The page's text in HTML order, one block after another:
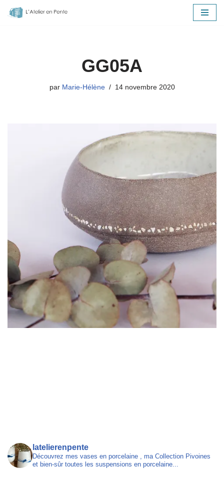
GG05A
par Marie-Hélène 14 novembre 2020
latelierenpente
Découvrez mes vases en porcelaine , ma Collection Pivoines
et bien-sûr toutes les suspensions en porcelaine...